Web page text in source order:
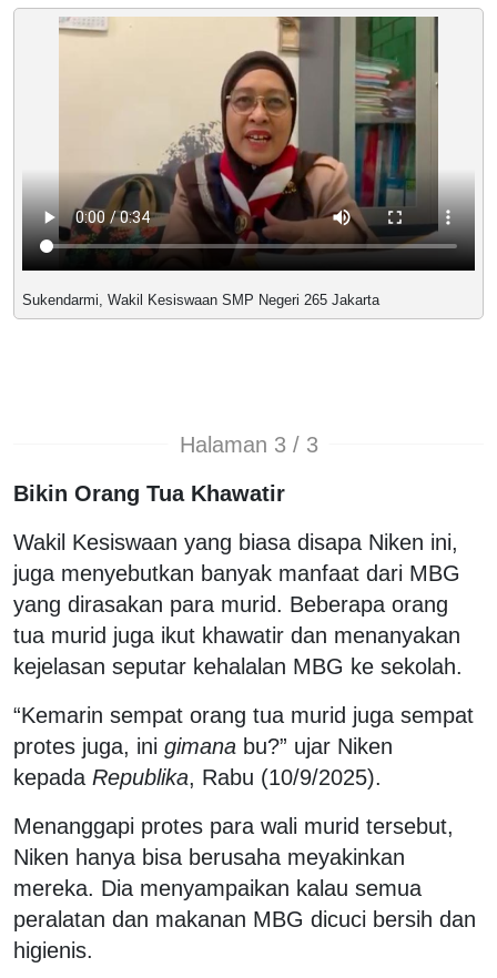
Sukendarmi, Wakil Kesiswaan SMP Negeri 265 Jakarta
Halaman 3 / 3
Bikin Orang Tua Khawatir
Wakil Kesiswaan yang biasa disapa Niken ini,
juga menyebutkan banyak manfaat dari MBG
yang dirasakan para murid. Beberapa orang
tua murid juga ikut khawatir dan menanyakan
kejelasan seputar kehalalan MBG ke sekolah.
“Kemarin sempat orang tua murid juga sempat
protes juga, ini gimana bu?” ujar Niken
kepada Republika, Rabu (10/9/2025).
Menanggapi protes para wali murid tersebut,
Niken hanya bisa berusaha meyakinkan
mereka. Dia menyampaikan kalau semua
peralatan dan makanan MBG dicuci bersih dan
higienis.